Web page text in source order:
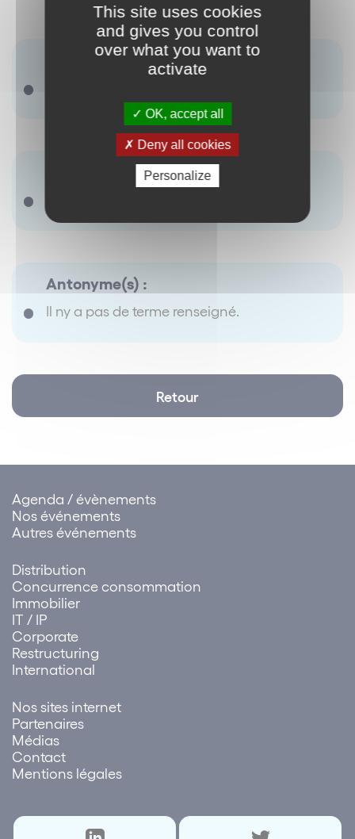
Terme(s) associé(s) :
Synonyme(s) :
Antonyme(s) :
Il ny a pas de terme renseigné.
Retour
Agenda / évènements
Nos événements
Autres événements
Distribution
Concurrence consommation
Immobilier
IT / IP
Corporate
Restructuring
International
Nos sites internet
Partenaires
Médias
Contact
Mentions légales
This site uses cookies
and gives you control
over what you want to
activate
OK, accept all
Deny all cookies
Personalize